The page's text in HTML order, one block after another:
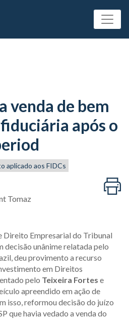
venda de bem
após o
aplicado aos FIDCs
Tomaz
Direito Empresarial do Tribunal
decisão unânime relatada pelo
deu provimento a recurso
em Direitos
pelo Teixeira Fortes e
apreendido em ação de
isso, reformou decisão do juízo
que havia vedado a venda do